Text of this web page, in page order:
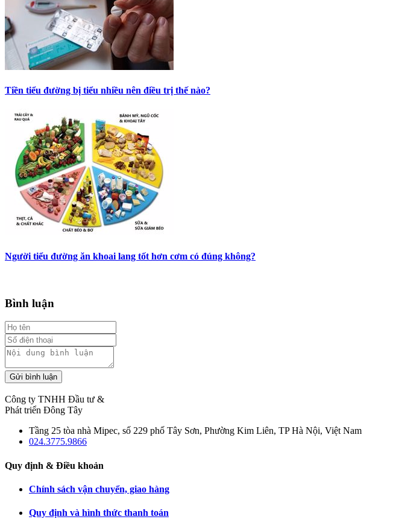
Tiền tiểu đường bị tiểu nhiều nên điều trị thế nào?
Người tiểu đường ăn khoai lang tốt hơn cơm có đúng không?
Bình luận
Gửi bình luận
Công ty TNHH Đầu tư &
Phát triển Đông Tây
Tầng 25 tòa nhà Mipec, số 229 phố Tây Sơn, Phường Kim Liên, TP Hà Nội, Việt Nam
024.3775.9866
Quy định & Điều khoản
Chính sách vận chuyển, giao hàng
Quy định và hình thức thanh toán